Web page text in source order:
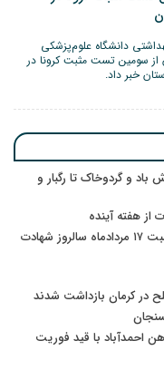
دانشگاه علوم‌پزشکی
از سومین تست مثبت کرونا در
خبر داد.
و گردوخاک تا رگبار و
پیام رئیس کل دادگستری استان کرمان به مناسبت ۱۷ مردادماه سالروز شهادت
احمدآباد با قید فوریت